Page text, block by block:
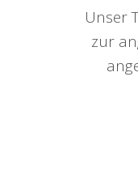
Unser
zur